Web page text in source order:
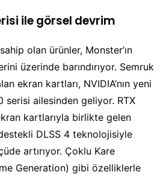
ile görsel devrim
olan ürünler, Monster’ın
üzerinde barındırıyor. Semruk
ekran kartları, NVIDIA’nın yeni
serisi ailesinden geliyor. RTX
kartlarıyla birlikte gelen
DLSS 4 teknolojisiyle
artırıyor. Çoklu Kare
Generation) gibi özelliklerle